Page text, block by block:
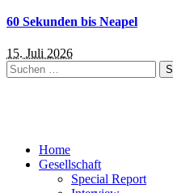
60 Sekunden bis Neapel
15. Juli 2026
Suchen
nach:
Home
Gesellschaft
Special Report